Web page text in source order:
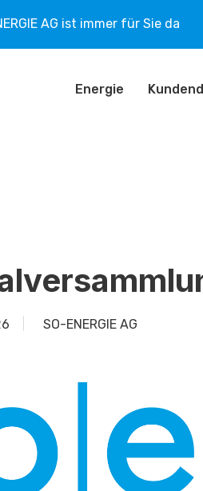
AG ist immer für Sie da
Energie
SO-ENERGIE AG